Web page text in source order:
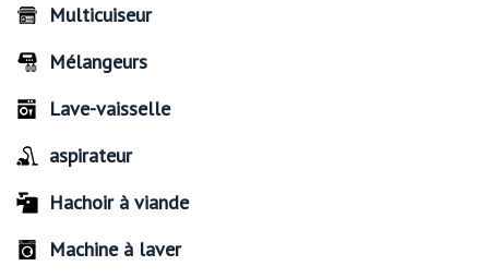
Multicuiseur
Mélangeurs
Lave-vaisselle
aspirateur
Hachoir à viande
Machine à laver